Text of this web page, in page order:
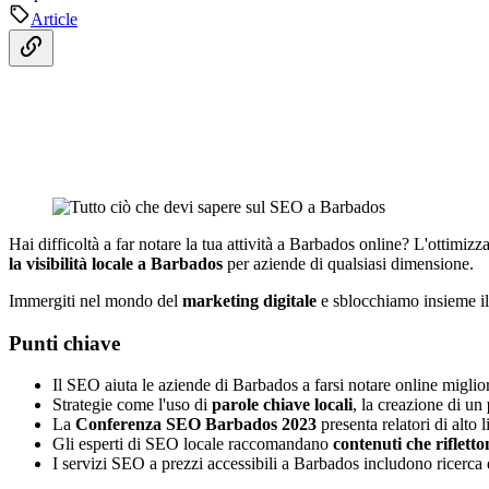
Article
Hai difficoltà a far notare la tua attività a Barbados online?
la visibilità locale a Barbados per aziende di qualsiasi dimensione.
Immergiti nel mondo del marketing digitale e sblocchiamo insieme
Punti chiave
Il SEO aiuta le aziende di Barbados a farsi notare online
Strategie come l'uso di parole chiave locali, la creazione di un
La Conferenza SEO Barbados 2023 presenta relatori di alto
Gli esperti di SEO locale raccomandano contenuti che
I servizi SEO a prezzi accessibili a Barbados includono